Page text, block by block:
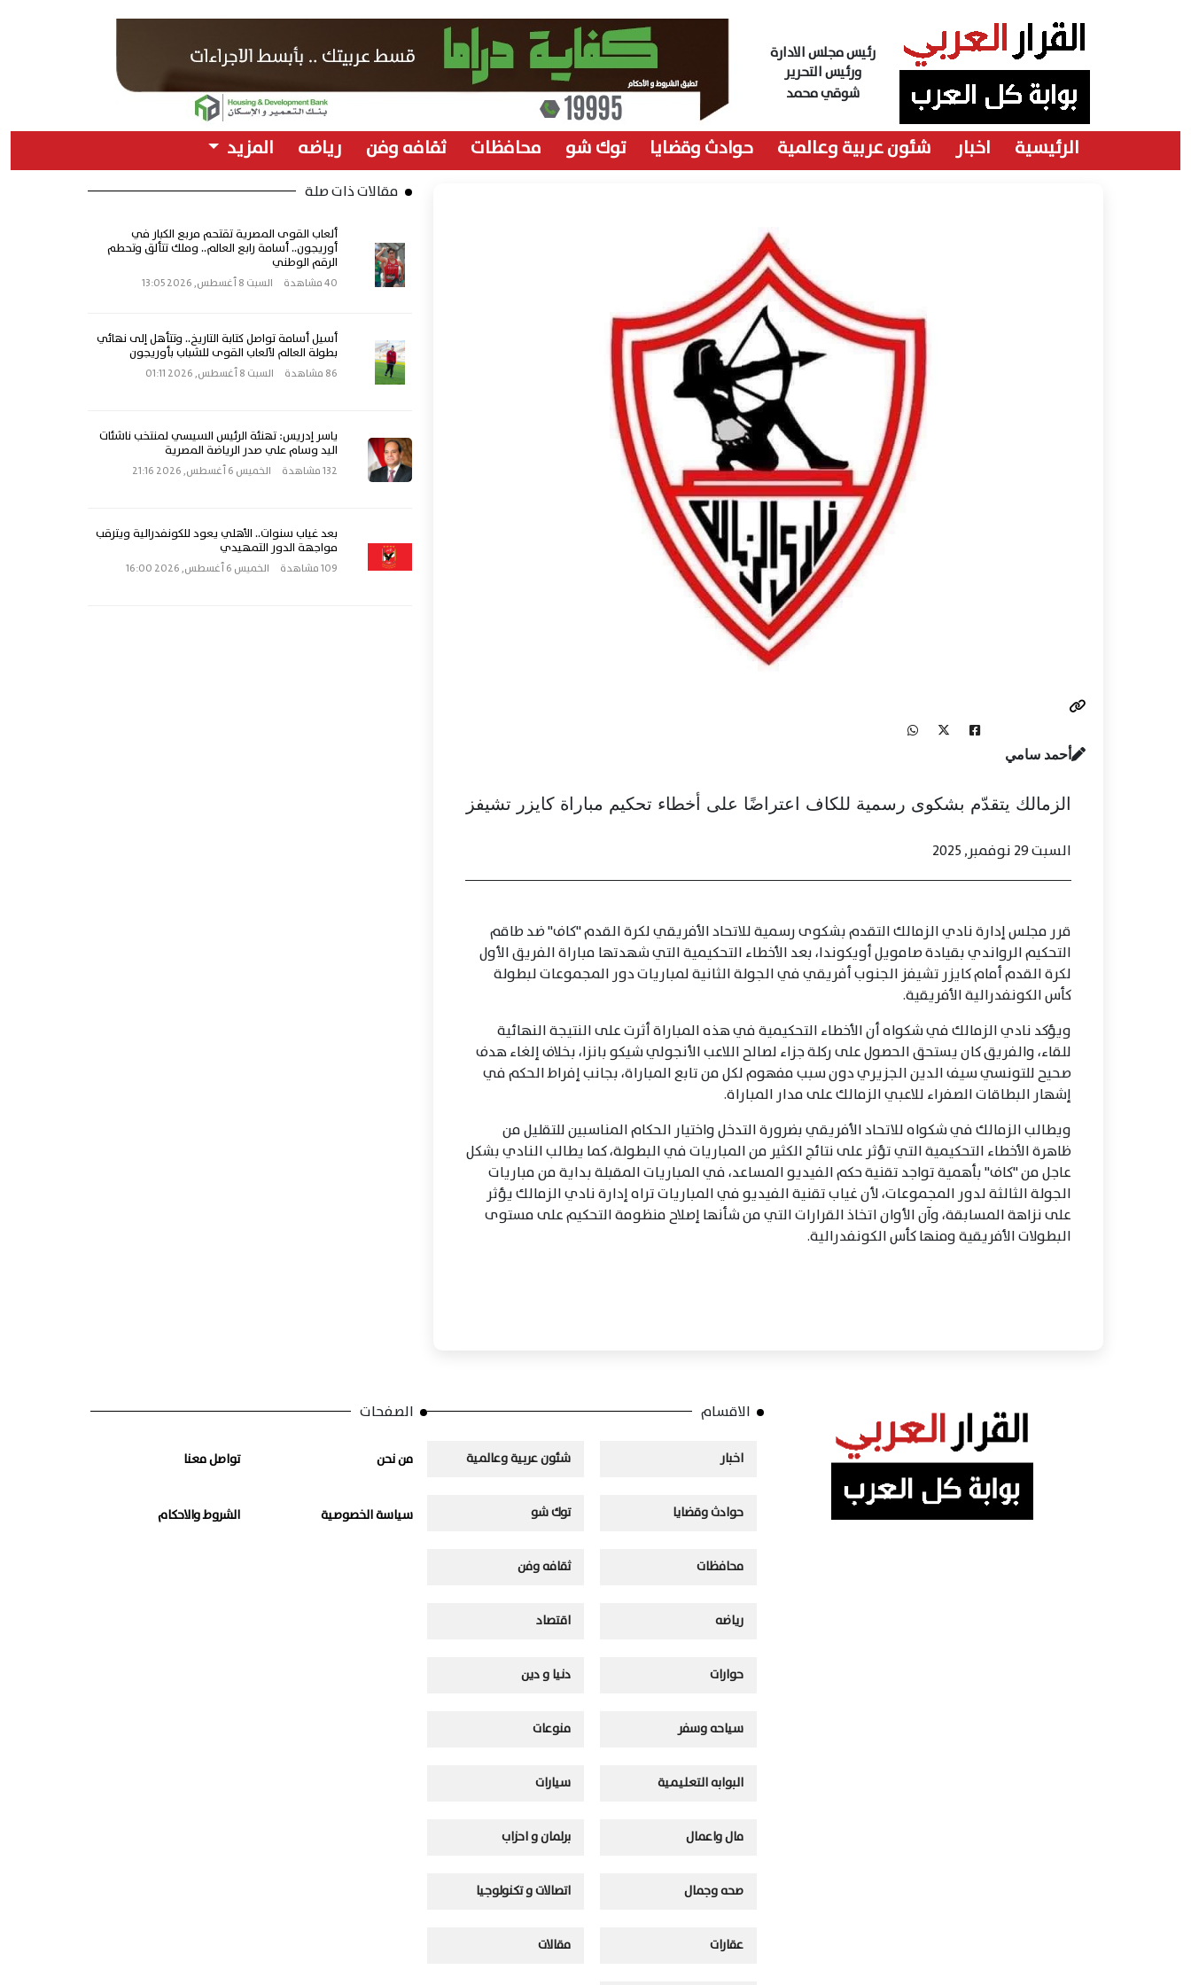
رئيس مجلس الادارة
ورئيس التحرير
شوقي محمد
الرئيسية اخبار شئون عربية وعالمية حوادث وقضايا توك شو محافظات ثقافه وفن رياضه المزيد
أحمد سامي
الزمالك يتقدّم بشكوى رسمية للكاف اعتراضًا على أخطاء تحكيم مباراة كايزر تشيفز
السبت 29 نوفمبر, 2025
قرر مجلس إدارة نادي الزمالك التقدم بشكوى رسمية للاتحاد الأفريقي لكرة القدم "كاف" ضد طاقم
التحكيم الرواندي بقيادة صامويل أويكوندا، بعد الأخطاء التحكيمية التي شهدتها مباراة الفريق الأول
لكرة القدم أمام كايزر تشيفز الجنوب أفريقي في الجولة الثانية لمباريات دور المجموعات لبطولة
كأس الكونفدرالية الأفريقية.
ويؤكد نادي الزمالك في شكواه أن الأخطاء التحكيمية في هذه المباراة أثرت على النتيجة النهائية
للقاء، والفريق كان يستحق الحصول على ركلة جزاء لصالح اللاعب الأنجولي شيكو بانزا، بخلاف إلغاء هدف
صحيح للتونسي سيف الدين الجزيري دون سبب مفهوم لكل من تابع المباراة، بجانب إفراط الحكم في
إشهار البطاقات الصفراء للاعبي الزمالك على مدار المباراة.
ويطالب الزمالك في شكواه للاتحاد الأفريقي بضرورة التدخل واختيار الحكام المناسبين للتقليل من
ظاهرة الأخطاء التحكيمية التي تؤثر على نتائج الكثير من المباريات في البطولة، كما يطالب النادي بشكل
عاجل من "كاف" بأهمية تواجد تقنية حكم الفيديو المساعد، في المباريات المقبلة بداية من مباريات
الجولة الثالثة لدور المجموعات، لأن غياب تقنية الفيديو في المباريات تراه إدارة نادي الزمالك يؤثر
على نزاهة المسابقة، وآن الأوان اتخاذ القرارات التي من شأنها إصلاح منظومة التحكيم على مستوى
البطولات الأفريقية ومنها كأس الكونفدرالية.
مقالات ذات صلة
ألعاب القوى المصرية تقتحم مربع الكبار في
أوريجون.. أسامة رابع العالم.. وملك تتألق وتحطم
الرقم الوطني
40 مشاهدة السبت 8 أغسطس, 2026 13:05
أسيل أسامة تواصل كتابة التاريخ.. وتتأهل إلى نهائي
بطولة العالم لألعاب القوى للشباب بأوريجون
86 مشاهدة السبت 8 أغسطس, 2026 01:11
ياسر إدريس: تهنئة الرئيس السيسي لمنتخب ناشئات
اليد وسام علي صدر الرياضة المصرية
132 مشاهدة الخميس 6 أغسطس, 2026 21:16
بعد غياب سنوات.. الأهلي يعود للكونفدرالية ويترقب
مواجهة الدور التمهيدي
109 مشاهدة الخميس 6 أغسطس, 2026 16:00
الاقسام
اخبار شئون عربية وعالمية
حوادث وقضايا توك شو
محافظات ثقافه وفن
رياضه اقتصاد
حوارات دنيا و دين
سياحه وسفر منوعات
البوابه التعليمية سيارات
مال واعمال برلمان و احزاب
صحه وجمال اتصالات و تكنولوجيا
عقارات مقالات
الصفحات
من نحن تواصل معنا
سياسة الخصوصية الشروط والاحكام